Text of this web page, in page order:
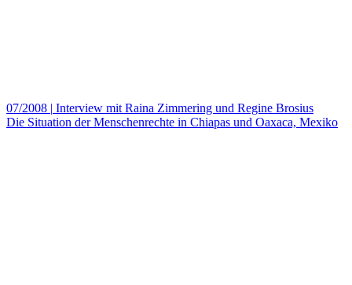
07/2008 | Interview mit Raina Zimmering und Regine Brosius
Die Situation der Menschenrechte in Chiapas und Oaxaca, Mexiko